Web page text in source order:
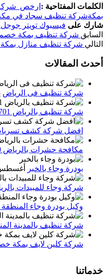
الكلمات المفتاحية : ارخص
بمكةشركة تنظيف سجاد في
شارك على فيسبوك تويتر
السابق شركة تنظيف بمكة خصم 39% احجز الان 0556501701 نظافة عامة ومكافحة حشرا
التالي شركة تنظيف منازل بمكة خصم 39% احجز الان
أحدث المقالات
شركة تنظيف فى الرياض
شركة تنظيف بالرياض 0556501701 كلــين لايــن خصم 39% تنظيف وتعقيم المنازل باحدث الاجهزة
افضل شركة كشف تسربات المياه بالرياض خصم
مكافحة حشرات بالرياض 055650170 خصم 39% القضاء التام علي الحشرات والقوارض
بودرة وجاء بالخبر أغسطس 5,
شركة وجاء للمبيدات
وكيل بودرة وجاء
شركة تنظيف بالمدينة
شركة كلين لايف بمكة خصم 40% لفترة محدودة للتواصل 0552071750 نصلك
خدماتنا